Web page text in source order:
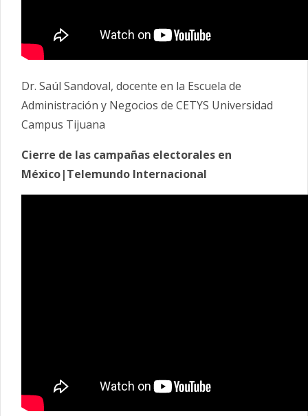
Dr. Saúl Sandoval, docente en la Escuela de
Administración y Negocios de CETYS Universidad
Campus Tijuana
Cierre de las campañas electorales en
México|Telemundo Internacional